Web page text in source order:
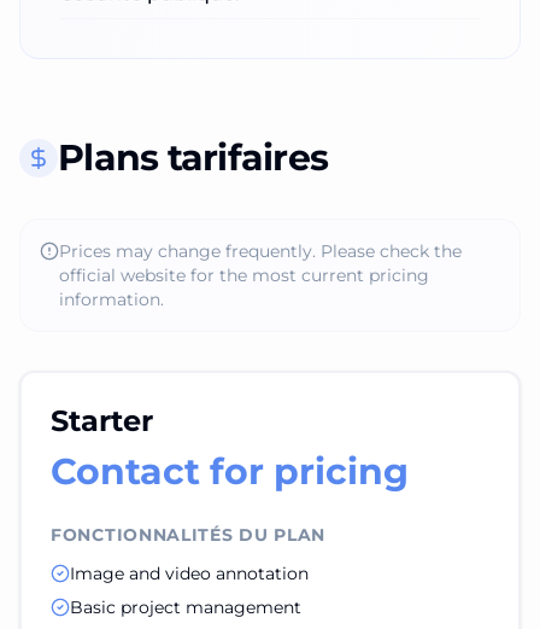
Plans tarifaires
Prices may change frequently. Please check the
official website for the most current pricing
information.
Starter
Contact for pricing
FONCTIONNALITÉS DU PLAN
Image and video annotation
Basic project management